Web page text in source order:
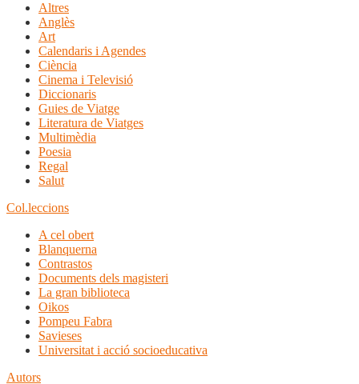
Altres
Anglès
Art
Calendaris i Agendes
Ciència
Cinema i Televisió
Diccionaris
Guies de Viatge
Literatura de Viatges
Multimèdia
Poesia
Regal
Salut
Col.leccions
A cel obert
Blanquerna
Contrastos
Documents dels magisteri
La gran biblioteca
Oikos
Pompeu Fabra
Savieses
Universitat i acció socioeducativa
Autors